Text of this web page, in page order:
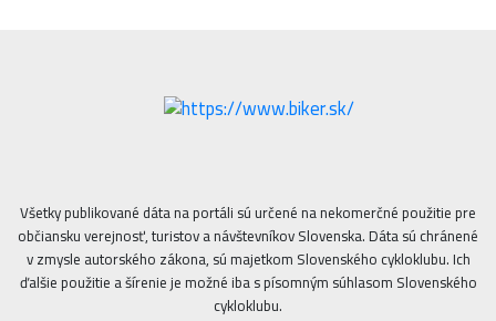
Všetky publikované dáta na portáli sú určené na nekomerčné použitie pre
občiansku verejnosť, turistov a návštevníkov Slovenska. Dáta sú chránené
v zmysle autorského zákona, sú majetkom Slovenského cykloklubu. Ich
ďalšie použitie a šírenie je možné iba s písomným súhlasom Slovenského
cykloklubu.